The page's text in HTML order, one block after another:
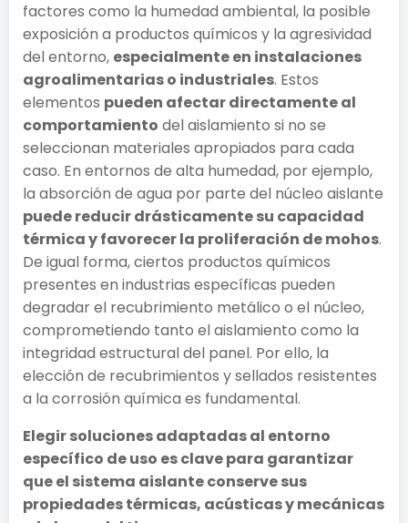
factores como la humedad ambiental, la posible
exposición a productos químicos y la agresividad
del entorno, especialmente en instalaciones
agroalimentarias o industriales. Estos
elementos pueden afectar directamente al
comportamiento del aislamiento si no se
seleccionan materiales apropiados para cada
caso. En entornos de alta humedad, por ejemplo,
la absorción de agua por parte del núcleo aislante
puede reducir drásticamente su capacidad
térmica y favorecer la proliferación de mohos.
De igual forma, ciertos productos químicos
presentes en industrias específicas pueden
degradar el recubrimiento metálico o el núcleo,
comprometiendo tanto el aislamiento como la
integridad estructural del panel. Por ello, la
elección de recubrimientos y sellados resistentes
a la corrosión química es fundamental.
Elegir soluciones adaptadas al entorno
específico de uso es clave para garantizar
que el sistema aislante conserve sus
propiedades térmicas, acústicas y mecánicas